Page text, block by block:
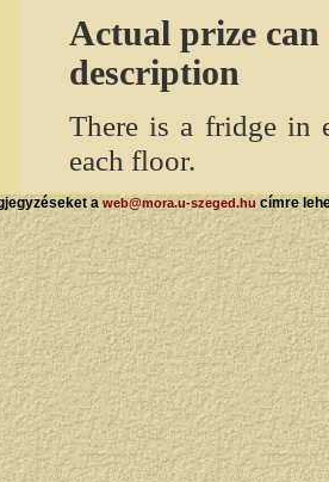
Actual prize
description
There is a fridge in
each floor.
aweb@mora.u-szeged.hu címre